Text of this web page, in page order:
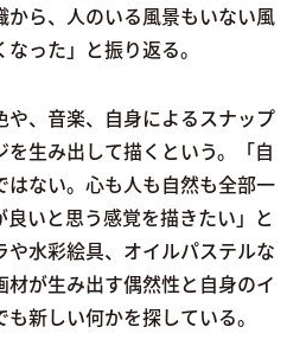
から、人のいる風景もいない風
った」と振り返る。
や、音楽、自身によるスナップ
生み出して描くという。「自
はない。心も人も自然も全部一
いと思う感覚を描きたい」と
水彩絵具、オイルパステルな
材が生み出す偶然性と自身のイ
新しい何かを探している。